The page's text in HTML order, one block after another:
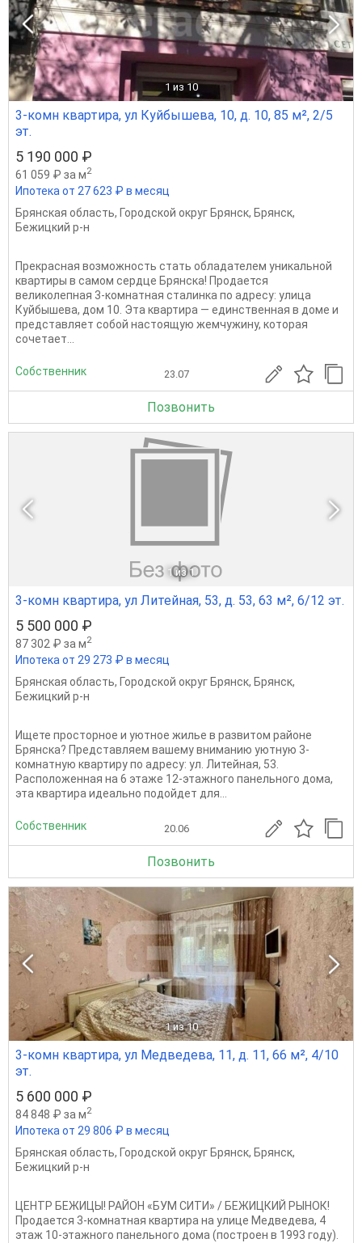
1 из 10
3-комн квартира, ул Куйбышева, 10, д. 10, 85 м², 2/5
эт.
5 190 000 ₽
61 059 ₽ за м2
Ипотека от 27 623 ₽ в месяц
Брянская область, Городской округ Брянск, Брянск,
Бежицкий р-н
Прекрасная возможность стать обладателем уникальной
квартиры в самом сердце Брянска! Продается
великолепная 3-комнатная сталинка по адресу: улица
Куйбышева, дом 10. Эта квартира — единственная в доме и
представляет собой настоящую жемчужину, которая
сочетает...
Собственник 23.07
Позвонить
1 из 1
3-комн квартира, ул Литейная, 53, д. 53, 63 м², 6/12 эт.
5 500 000 ₽
87 302 ₽ за м2
Ипотека от 29 273 ₽ в месяц
Брянская область, Городской округ Брянск, Брянск,
Бежицкий р-н
Ищете просторное и уютное жилье в развитом районе
Брянска? Представляем вашему вниманию уютную 3-
комнатную квартиру по адресу: ул. Литейная, 53.
Расположенная на 6 этаже 12-этажного панельного дома,
эта квартира идеально подойдет для...
Собственник 20.06
Позвонить
1 из 10
3-комн квартира, ул Медведева, 11, д. 11, 66 м², 4/10
эт.
5 600 000 ₽
84 848 ₽ за м2
Ипотека от 29 806 ₽ в месяц
Брянская область, Городской округ Брянск, Брянск,
Бежицкий р-н
ЦЕНТР БЕЖИЦЫ! РАЙОН «БУМ СИТИ» / БЕЖИЦКИЙ РЫНОК!
Продается 3-комнатная квартира на улице Медведева, 4
этаж 10-этажного панельного дома (построен в 1993 году).